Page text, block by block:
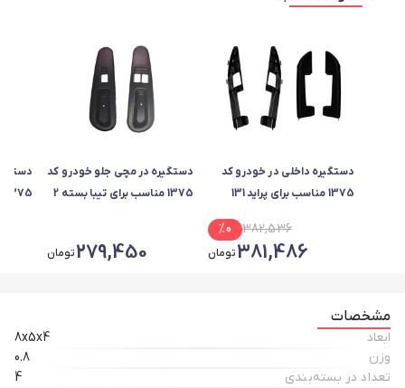
دستگیره داخلی در خودرو کد
1375 مناسب برای پراید 131
382,536
%0
381,486تومان
دستگیره در مچی جلو خودرو کد
1375 مناسب برای تیبا بسته 2
279,450تومان
1375 مناسب برای پراید صبا
مشخصات
ابعاد
8x5x4
وزن
0.8
تعداد در بسته‌بندی
4